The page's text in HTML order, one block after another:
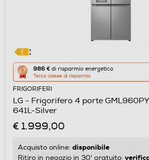
986 € di risparmio energetico
Terza classe di risparmio
Questa
azione
aprirà
il
Calcolatore
di
energetico
FRIGORIFERI
LG - Frigorifero 4 porte
641L-Silver
€ 1.999,00
Acquisto online: disponibile
Ritiro in negozio in 30' gratuito: